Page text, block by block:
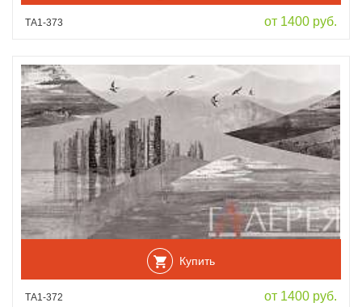
ТА1-373 от 1400 руб.
Купить
ТА1-372 от 1400 руб.